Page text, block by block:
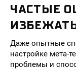
ЧАСТЫЕ
Даже опытные
настройке мета-
проблемы и